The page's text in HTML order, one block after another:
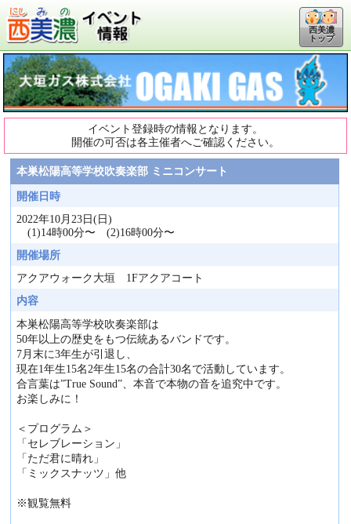
西美濃
トップ
イベント登録時の情報となります。
開催の可否は各主催者へご確認ください。
本巣松陽高等学校吹奏楽部 ミニコンサート
開催日時
2022年10月23日(日)
(1)14時00分〜 (2)16時00分〜
開催場所
アクアウォーク大垣 1Fアクアコート
内容
本巣松陽高等学校吹奏楽部は
50年以上の歴史をもつ伝統あるバンドです。
7月末に3年生が引退し、
現在1年生15名2年生15名の合計30名で活動しています。
合言葉は”True Sound”、本音で本物の音を追究中です。
お楽しみに！
＜プログラム＞
「セレブレーション」
「ただ君に晴れ」
「ミックスナッツ」他
※観覧無料